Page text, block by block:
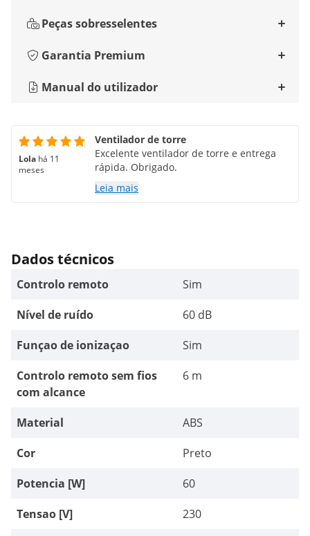
Peças sobresselentes
Garantia Premium
Manual do utilizador
Lola há 11
meses
Ventilador de torre
Excelente ventilador de torre e entrega
rápida. Obrigado.
Leia mais
Dados técnicos
Controlo remoto
Sim
Nível de ruído
60 dB
Funçao de ionizaçao
Sim
Controlo remoto sem fios
com alcance
6 m
Material
ABS
Cor
Preto
Potencia [W]
60
Tensao [V]
230